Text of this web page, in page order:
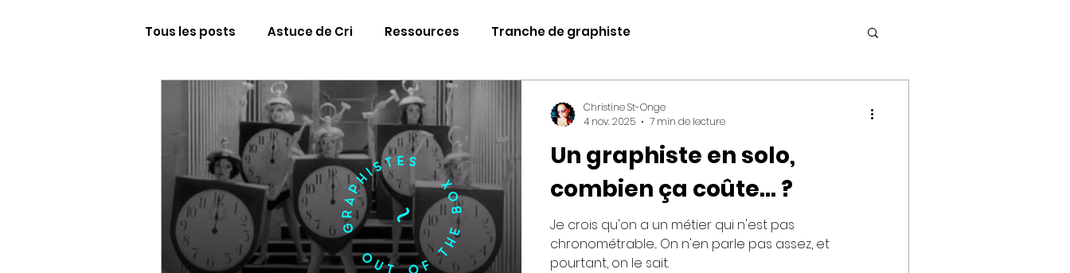
Tous les posts Astuce de Cri Ressources Tranche de graphiste
Un graphiste en solo,
combien ça coûte... ?
Je crois qu'on a un métier qui n'est pas
chronométrable... On n'en parle pas assez, et
pourtant, on le sait.
Christine St-Onge
4 nov. 2025
7 min de lecture